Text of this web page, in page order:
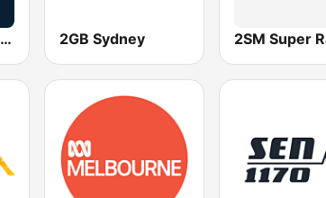
SEN Sports 1116 AM 2GB Sydney 2SM Super